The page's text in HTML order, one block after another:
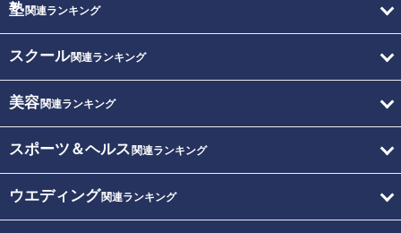
塾関連ランキング
スクール関連ランキング
美容関連ランキング
スポーツ＆ヘルス 関連ランキング
ウエディング関連ランキング